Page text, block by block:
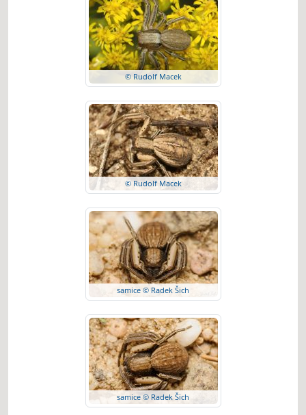
© Rudolf Macek
© Rudolf Macek
samice © Radek Šich
samice © Radek Šich